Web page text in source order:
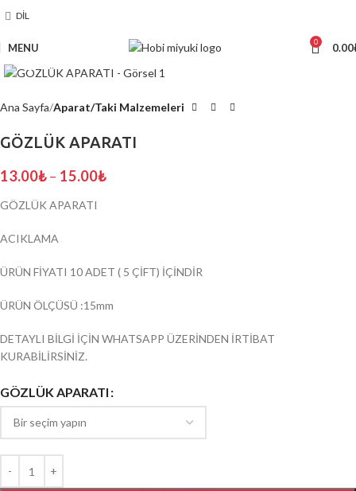
DIL
MENU 0 0.00
Ana Sayfa Aparat/Taki Malzemeleri
GÖZLÜK APARATI
13.00₺ – 15.00₺
GÖZLÜK APARATI
ACIKLAMA
ÜRÜN FİYATI 10 ADET ( 5 ÇİFT) İÇİNDİR
ÜRÜN ÖLÇÜSÜ :15mm
DETAYLI BİLGİ İÇİN WHATSAPP ÜZERİNDEN İRTİBAT
KURABİLİRSİNİZ.
GÖZLÜK APARATI